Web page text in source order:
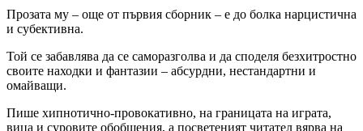
Прозата му – още от първия сборник – е до болка нарцистична
и субективна.
Той се забавлява да се саморазголва и да споделя безхитростно
своите находки и фантазии – абсурдни, нестандартни и
омайващи.
Пише хипнотично-провокативно, на границата на играта,
вица и суровите обобщения, а посветеният читател вярва на